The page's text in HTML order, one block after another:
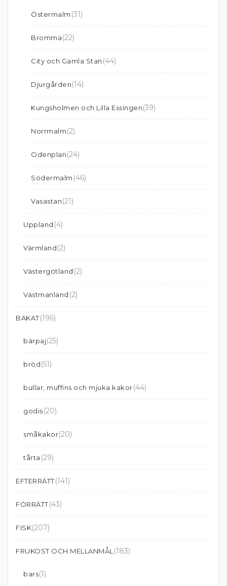
Östermalm (31)
Bromma(22)
City och Gamla Stan (44)
Djurgården(14)
Kungsholmen och Lilla Essingen(39)
Norrmalm(2)
Odenplan(24)
Södermalm (46)
Vasastan(21)
Uppland (4)
Värmland(2)
Västergötland (2)
Västmanland (2)
BAKAT(196)
bärpaj(25)
bröd(51)
bullar, muffins och mjuka kakor(44)
godis(20)
småkakor(20)
tårta (29)
EFTERRÄTT(141)
FÖRRÄTT(43)
FISK(207)
FRUKOST OCH MELLANMÅL (183)
bars(1)